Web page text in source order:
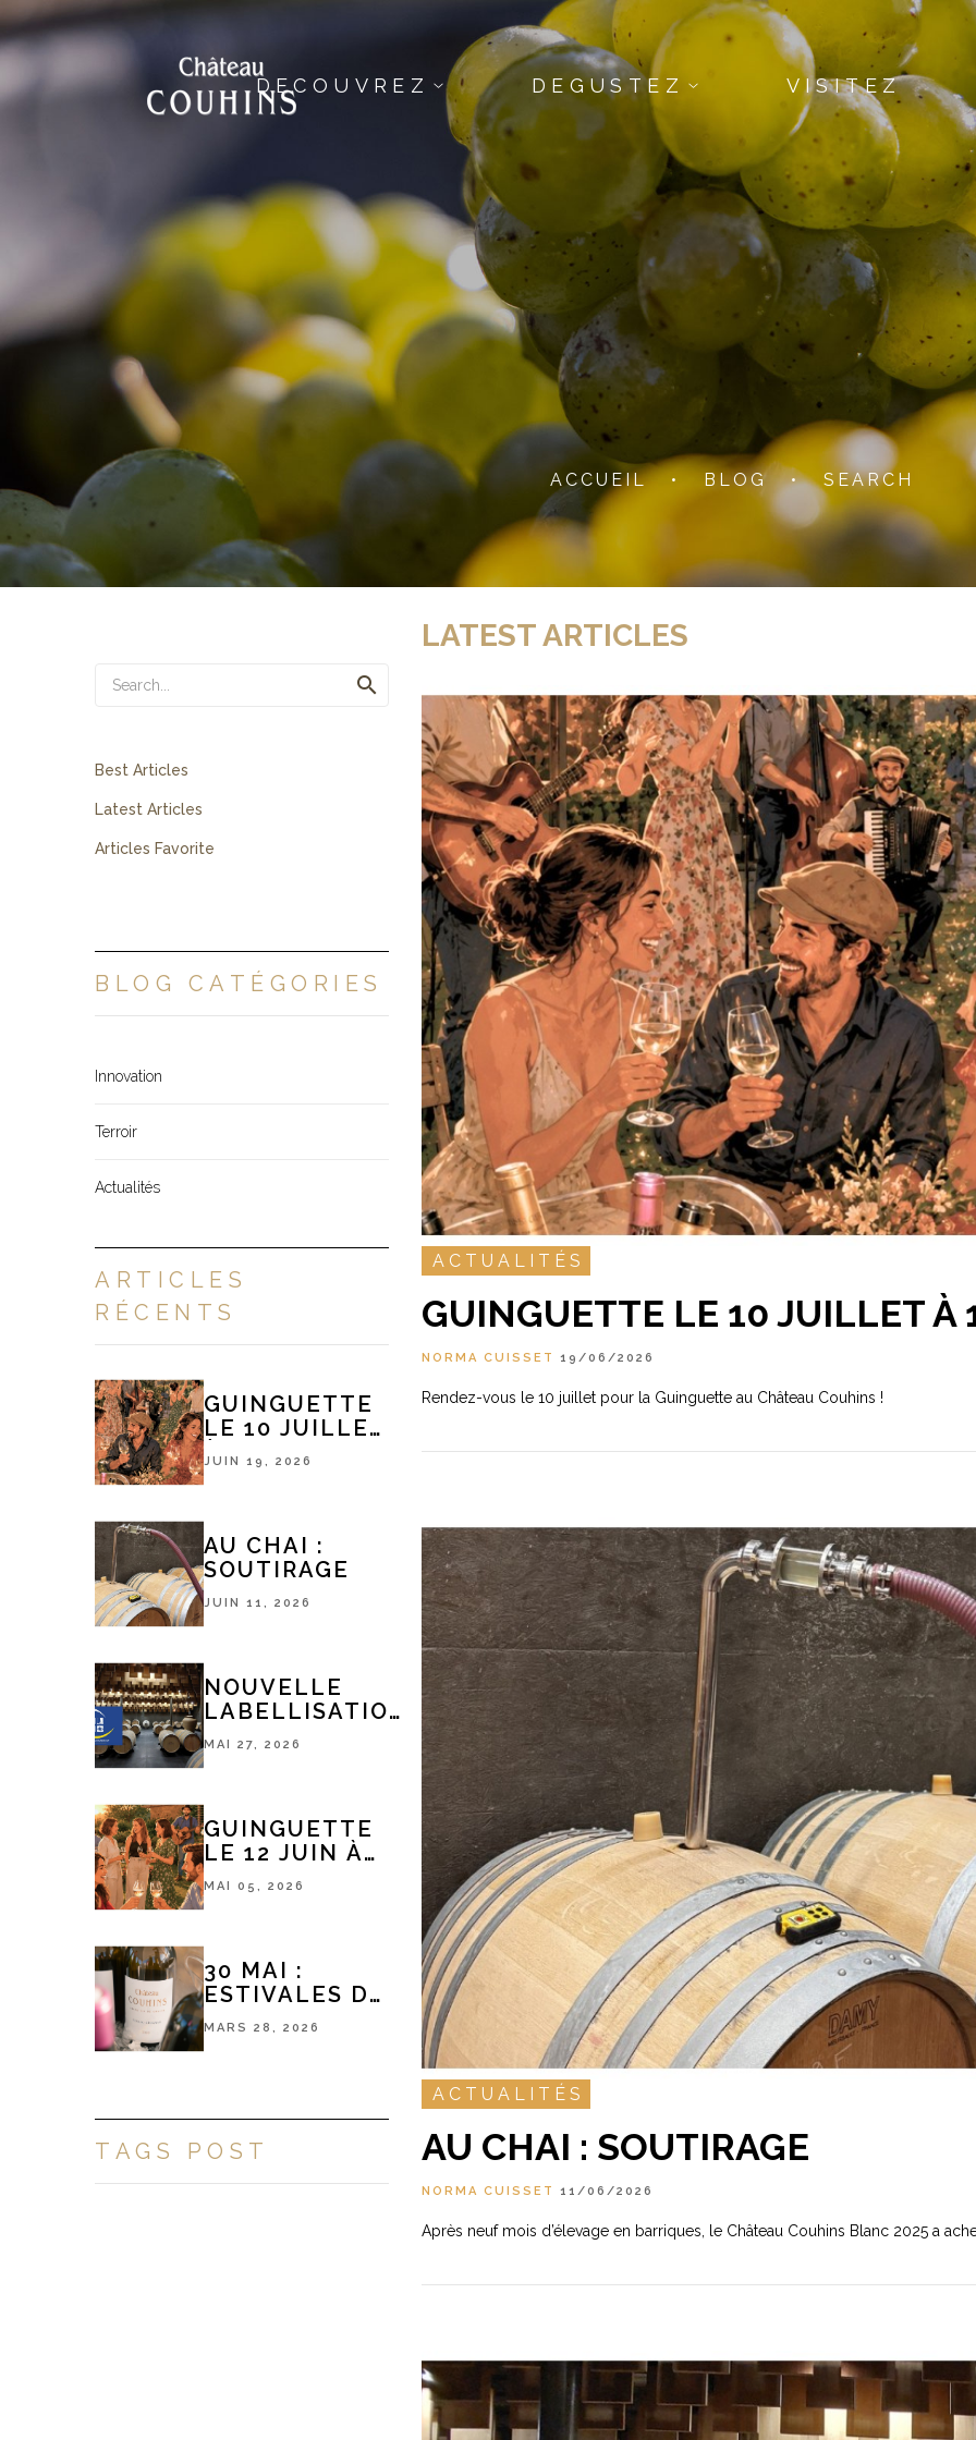
DECOUVREZ DEGUSTEZ VISITEZ
ACCUEIL • BLOG • SEARCH

Best Articles
Latest Articles
Articles Favorite
BLOG CATÉGORIES
Innovation
Terroir
Actualités
ARTICLES
RÉCENTS
GUINGUETTE
LE 10 JUILLET
À 18H
JUIN 19, 2026
AU CHAI :
SOUTIRAGE
JUIN 11, 2026
NOUVELLE
LABELLISATION
TOURISME &
MAI 27, 2026
GUINGUETTE
LE 12 JUIN À
18H
MAI 05, 2026
30 MAI :
ESTIVALES DE
PESSAC-
MARS 28, 2026
TAGS POST
LATEST ARTICLES
ACTUALITÉS
GUINGUETTE LE 10 JUILLET À
NORMA CUISSET 19/06/2026
Rendez-vous le 10 juillet pour la Guinguette au Château Couhins !
ACTUALITÉS
AU CHAI : SOUTIRAGE
NORMA CUISSET 11/06/2026
Après neuf mois d’élevage en barriques, le Château Couhins Blanc 2025 a